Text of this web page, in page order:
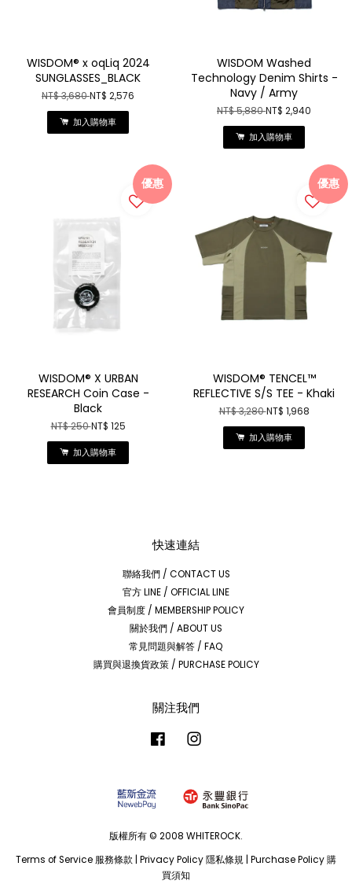
WISDOM® x oqLiq 2024
SUNGLASSES_BLACK
NT$ 3,680NT$ 2,576
加入購物車
WISDOM Washed
Technology Denim Shirts -
Navy / Army
NT$ 5,880NT$ 2,940
加入購物車
優惠
WISDOM® X URBAN
RESEARCH Coin Case -
Black
NT$ 250NT$ 125
加入購物車
優惠
WISDOM® TENCEL™
REFLECTIVE S/S TEE - Khaki
NT$ 3,280NT$ 1,968
加入購物車
快速連結
聯絡我們 / CONTACT US
官方 LINE / OFFICIAL LINE
會員制度 / MEMBERSHIP POLICY
關於我們 / ABOUT US
常見問題與解答 / FAQ
購買與退換貨政策 / PURCHASE POLICY
關注我們
Facebook
版權所有 © 2008 WHITEROCK.
Terms of Service 服務條款
Privacy Policy 隱私條規 Purchase Policy 購
買須知